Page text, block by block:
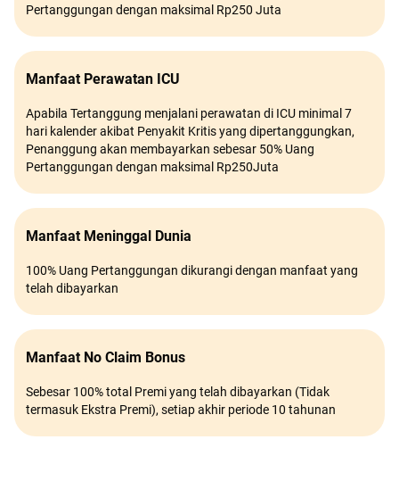
Pertanggungan dengan maksimal Rp250 Juta
Manfaat Perawatan ICU
Apabila Tertanggung menjalani perawatan di ICU minimal 7
hari kalender akibat Penyakit Kritis yang dipertanggungkan,
Penanggung akan membayarkan sebesar 50% Uang
Pertanggungan dengan maksimal Rp250Juta
Manfaat Meninggal Dunia
100% Uang Pertanggungan dikurangi dengan manfaat yang
telah dibayarkan
Manfaat No Claim Bonus
Sebesar 100% total Premi yang telah dibayarkan (Tidak
termasuk Ekstra Premi), setiap akhir periode 10 tahunan